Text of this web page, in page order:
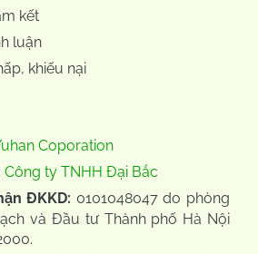
kết
luận
khiếu nại
Coporation
Công ty TNHH Đại Bắc
ĐKKD: 0101048047 do phòng
và Đầu tư Thành phố Hà Nội